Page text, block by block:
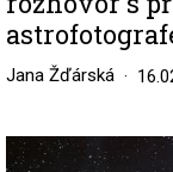
Jana Žďárská
Image